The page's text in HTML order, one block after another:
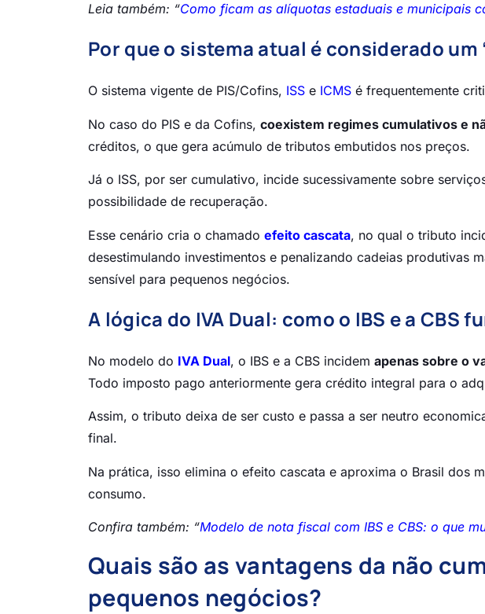
Leia também: “Como ficam as alíquotas estaduais e municipais
Por que o sistema atual é considerado
O sistema vigente de PIS/Cofins, ISS e ICMS é frequentemente
No caso do PIS e da Cofins, coexistem regimes cumulativos e
créditos, o que gera acúmulo de tributos embutidos nos preços.
Já o ISS, por ser cumulativo, incide sucessivamente sobre
possibilidade de recuperação.
Esse cenário cria o chamado efeito cascata, no qual o tributo
desestimulando investimentos e penalizando cadeias produtivas
sensível para pequenos negócios.
A lógica do IVA Dual: como o IBS e a CBS
No modelo do IVA Dual, o IBS e a CBS incidem apenas sobre o
Todo imposto pago anteriormente gera crédito integral para o
Assim, o tributo deixa de ser custo e passa a ser neutro
final.
Na prática, isso elimina o efeito cascata e aproxima o Brasil dos
consumo.
Confira também: “Modelo de nota fiscal com IBS e CBS: o que
Quais são as vantagens da não
pequenos negócios?